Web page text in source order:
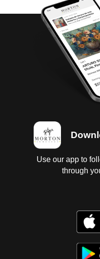
Use our app to
through